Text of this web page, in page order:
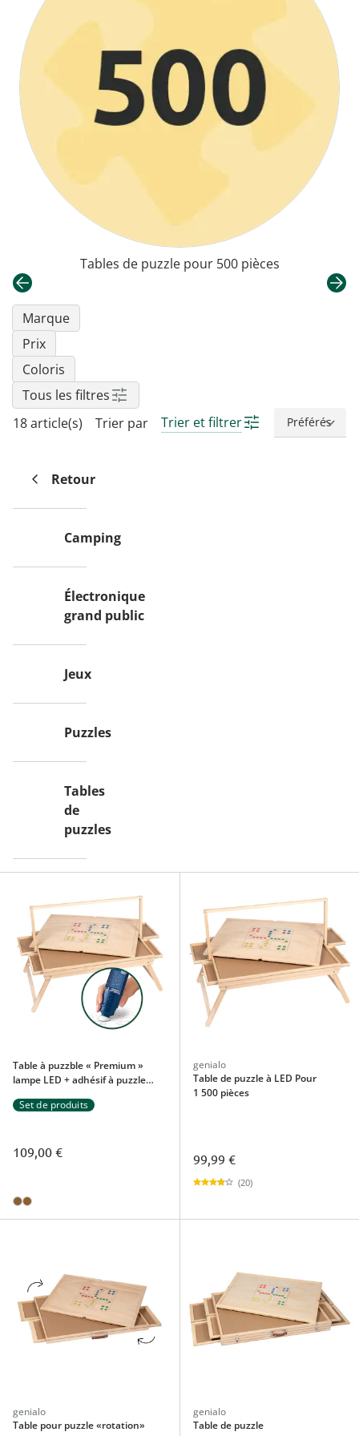
Tables de puzzle pour 500 pièces
Marque
Prix
Coloris
Tous les filtres
18 article(s)
Trier par Trier et filtrer
Retour
Camping
Électronique
grand public
Jeux
Puzzles
Tables
de
puzzles
Table à puzzble « Premium »
lampe LED + adhésif à puzzle
1 500 pièces
Set de produits
109,00 €
genialo
Table de puzzle à LED Pour
1 500 pièces
99,99 €
(20)
genialo
Table pour puzzle «rotation»
genialo
Table de puzzle